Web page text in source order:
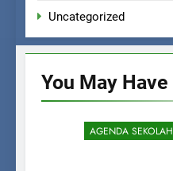
Uncategorized
You May Have
AGENDA SEKOLAH